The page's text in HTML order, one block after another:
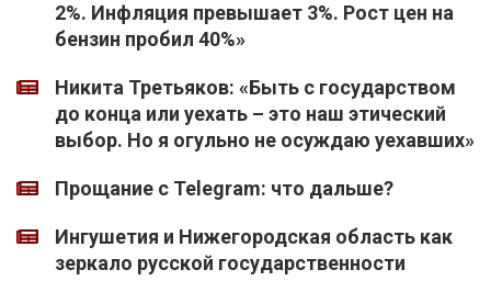
2%. Инфляция превышает 3%. Рост цен на
бензин пробил 40%»
Никита Третьяков: «Быть с государством
до конца или уехать – это наш этический
выбор. Но я огульно не осуждаю уехавших»
Прощание с Telegram: что дальше?
Ингушетия и Нижегородская область как
зеркало русской государственности